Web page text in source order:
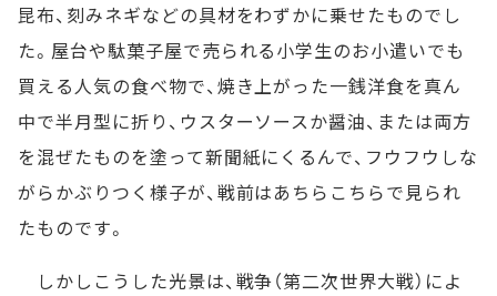
昆布、刻みネギなどの具材をわずかに乗せたものでし
た。屋台や駄菓子屋で売られる小学生のお小遣いでも
買える人気の食べ物で、焼き上がった一銭洋食を真ん
中で半月型に折り、ウスターソースか醤油、または両方
を混ぜたものを塗って新聞紙にくるんで、フウフウしな
がらかぶりつく様子が、戦前はあちらこちらで見られ
たものです。
しかしこうした光景は、戦争（第二次世界大戦）によ